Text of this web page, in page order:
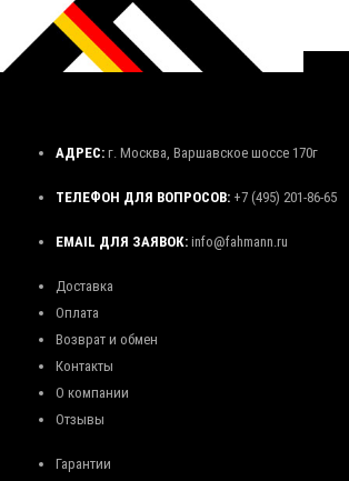
АДРЕС: г. Москва, Варшавское шоссе 170г
ТЕЛЕФОН ДЛЯ ВОПРОСОВ: +7 (495) 201-86-65
EMAIL ДЛЯ ЗАЯВОК: info@fahmann.ru
Доставка
Оплата
Возврат и обмен
Контакты
О компании
Отзывы
Гарантии